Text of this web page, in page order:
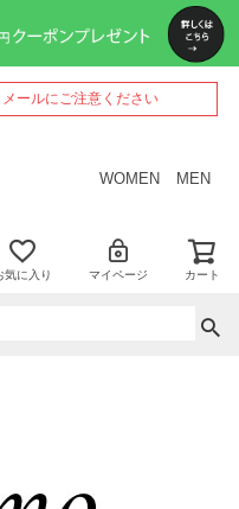
ールにご注意ください
WOMEN MEN
気に入り マイページ カート